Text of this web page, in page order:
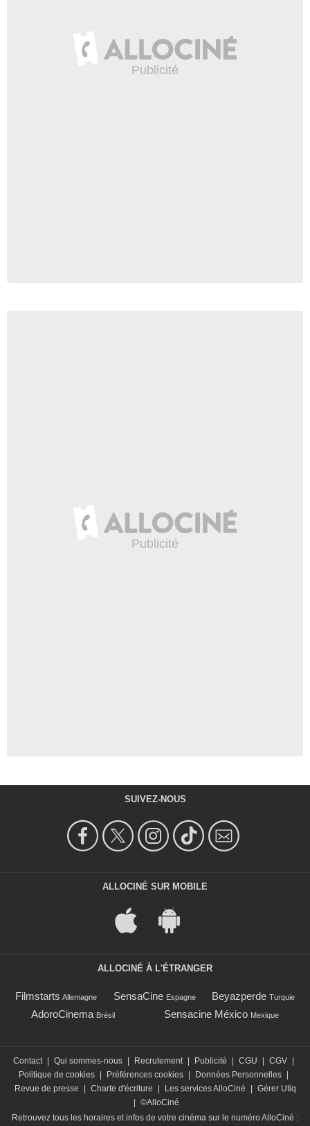
SUIVEZ-NOUS
ALLOCINÉ SUR MOBILE
ALLOCINÉ À L'ÉTRANGER
Filmstarts Allemagne SensaCine Espagne Beyazperde Turquie
AdoroCinema Brésil Sensacine México Mexique
Contact | Qui sommes-nous | Recrutement | Publicité | CGU | CGV |
Politique de cookies | Préférences cookies | Données Personnelles |
Revue de presse
| Charte d'écriture | Les services AlloCiné | Gérer Utiq
| ©AlloCiné
Retrouvez tous les horaires et infos de votre cinéma sur le numéro AlloCiné :